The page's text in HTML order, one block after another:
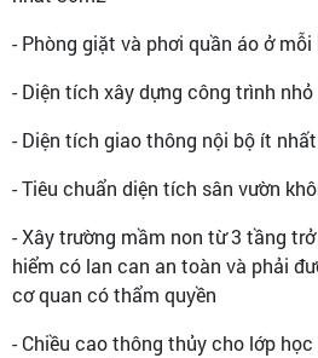
- Phòng giặt và phơi quần áo ở
- Diện tích xây dựng công trình nhỏ
- Diện tích giao thông nội bộ ít nhất
- Tiêu chuẩn diện tích sân vườn
- Xây trường mầm non từ 3 tầng
hiểm có lan can an toàn và phải
cơ quan có thẩm quyền
- Chiều cao thông thủy cho lớp